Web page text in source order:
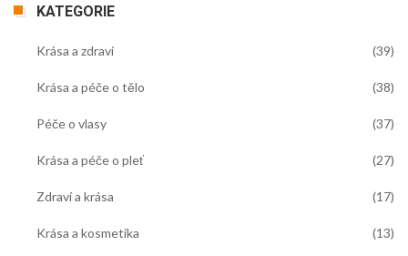
KATEGORIE
Krása a zdraví (39)
Krása a péče o tělo (38)
Péče o vlasy (37)
Krása a péče o pleť (27)
Zdraví a krása (17)
Krása a kosmetika (13)